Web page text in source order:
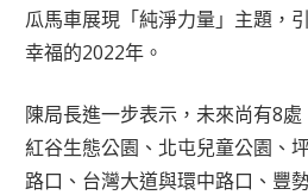
瓜馬車展現「純淨力量」主題，
幸福的2022年。
陳局長進一步表示，未來尚有8
紅谷生態公園、北屯兒童公園、
路口、台灣大道與環中路口、豐